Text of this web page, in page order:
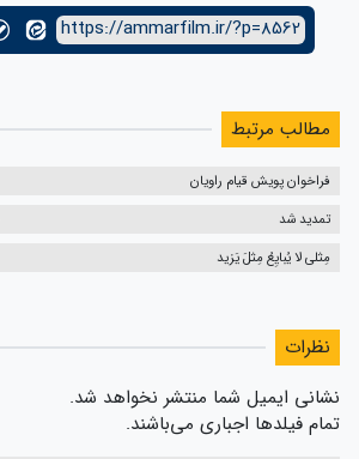
https://ammarfilm.ir/?p=8562
مطالب مرتبط
فراخوان پویش قیام راویان
تمدید شد
مِثلی لا یُبایِعُ مِثلَ یَزید
نظرات
نشانی ایمیل شما منتشر نخواهد شد.
تمام فیلدها اجباری می‌باشند.